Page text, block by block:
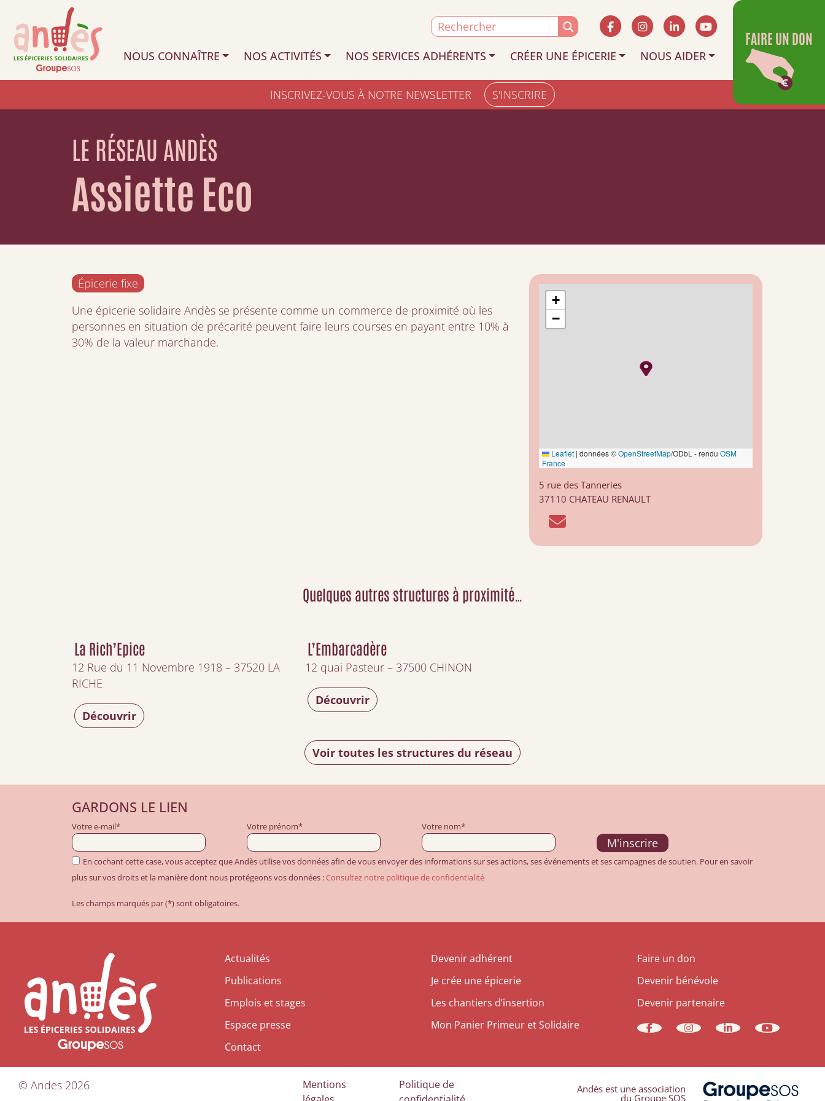
Search
for:
NOUS CONNAÎTRE
NOS ACTIVITÉS NOS SERVICES ADHÉRENTS CRÉER UNE ÉPICERIE NOUS AIDER
INSCRIVEZ-VOUS À NOTRE NEWSLETTER S'INSCRIRE
FAIRE UN DON
LE RÉSEAU ANDÈS
Assiette Eco
Épicerie fixe
Une épicerie solidaire Andès se présente comme un commerce de proximité où les
personnes en situation de précarité peuvent faire leurs courses en payant entre 10% à
30% de la valeur marchande.
+
−
Leaflet | données ©OpenStreetMap/ODbL - rendu OSM
France
5 rue des Tanneries
37110 CHATEAU RENAULT
Quelques autres structures à proximité…
La Rich’Epice
12 Rue du 11 Novembre 1918 – 37520 LA
RICHE
Découvrir
L’Embarcadère
12 quai Pasteur – 37500 CHINON
Découvrir
Voir toutes les structures du réseau
GARDONS LE LIEN
Votre e-mail* Votre prénom* Votre nom*
En cochant cette case, vous acceptez que Andès utilise vos données afin de vous envoyer des informations sur ses actions, ses événements et ses campagnes de soutien. Pour en savoir
plus sur vos droits et la manière dont nous protégeons vos données :Consultez notre politique de confidentialité
Les champs marqués par (*) sont obligatoires.
Actualités
Publications
Emplois et stages
Espace presse
Contact
Devenir adhérent
Je crée une épicerie
Les chantiers d’insertion
Mon Panier Primeur et Solidaire
Faire un don
Devenir bénévole
Devenir partenaire
© Andes 2026
Mentions
Politique de
Andès est une association
du Groupe SOS